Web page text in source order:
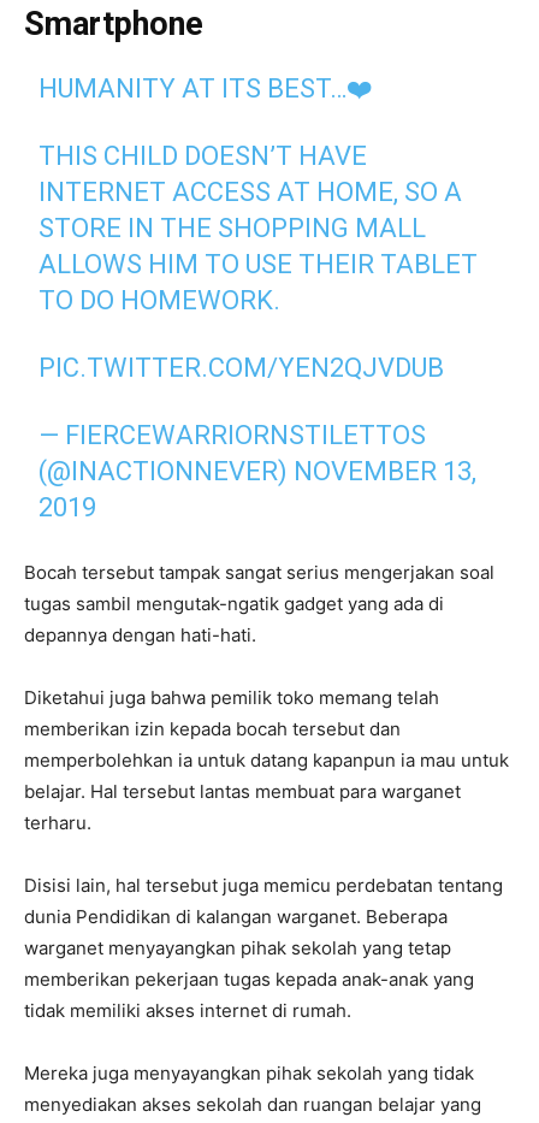
Smartphone
HUMANITY AT ITS BEST…❤️
THIS CHILD DOESN’T HAVE
INTERNET ACCESS AT HOME, SO A
STORE IN THE SHOPPING MALL
ALLOWS HIM TO USE THEIR TABLET
TO DO HOMEWORK.
PIC.TWITTER.COM/YEN2QJVDUB
— FIERCEWARRIORNSTILETTOS
(@INACTIONNEVER) NOVEMBER 13,
2019
Bocah tersebut tampak sangat serius mengerjakan soal
tugas sambil mengutak-ngatik gadget yang ada di
depannya dengan hati-hati.
Diketahui juga bahwa pemilik toko memang telah
memberikan izin kepada bocah tersebut dan
memperbolehkan ia untuk datang kapanpun ia mau untuk
belajar. Hal tersebut lantas membuat para warganet
terharu.
Disisi lain, hal tersebut juga memicu perdebatan tentang
dunia Pendidikan di kalangan warganet. Beberapa
warganet menyayangkan pihak sekolah yang tetap
memberikan pekerjaan tugas kepada anak-anak yang
tidak memiliki akses internet di rumah.
Mereka juga menyayangkan pihak sekolah yang tidak
menyediakan akses sekolah dan ruangan belajar yang